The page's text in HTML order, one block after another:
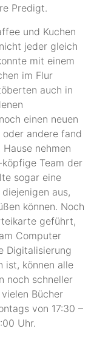
Predigt.
und Kuchen
jeder gleich
mit einem
im Flur
auch in
einen neuen
andere fand
nehmen
Team der
sogar eine
aus,
können. Noch
geführt,
Computer
Digitalisierung
ist, können alle
noch schneller
Bücher
von 17:30 –
Uhr.